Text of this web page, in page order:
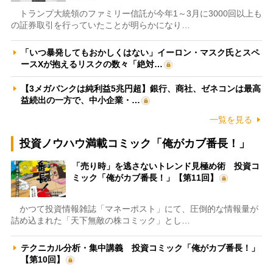
トランプ大統領のファミリー信託が今年1～3月に3000回以上も
の証券取引を行っていたことが明らかになり…
「いつ暴発してもおかしくはない」イーロン・マスク氏とスペ
ースXが抱えるリスクの数々「絶対…
【3メガバンクは純利益5兆円超】銀行、商社、ゼネコンは最高
益続出の一方で、中小企業・…
一覧を見る
投資ノウハウ満載コミック「俺がカブ番長！」
「売り時」を逃さないトレンド見極め術 投資コ
ミック「俺がカブ番長！」【第11回】
かつて投資情報雑誌「マネーポスト」にて、圧倒的な情報量が
詰め込まれた「天下無敵の株コミック」とし…
テクニカル分析・集中講義 投資コミック「俺がカブ番長！」
【第10回】